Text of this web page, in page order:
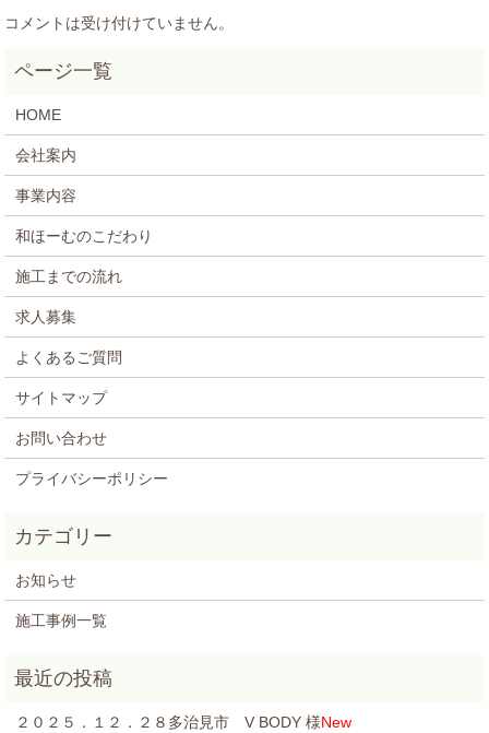
コメントは受け付けていません。
HOME
会社案内
事業内容
和ほーむのこだわり
施工までの流れ
求人募集
よくあるご質問
サイトマップ
お問い合わせ
プライバシーポリシー
お知らせ
施工事例一覧
２０２５．１２．２８多治見市 V BODY 様New